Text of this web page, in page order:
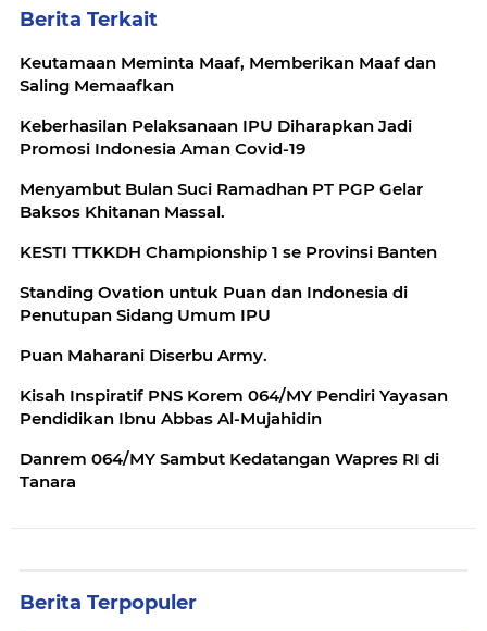
Berita Terkait
Keutamaan Meminta Maaf, Memberikan Maaf dan
Saling Memaafkan
Keberhasilan Pelaksanaan IPU Diharapkan Jadi
Promosi Indonesia Aman Covid-19
Menyambut Bulan Suci Ramadhan PT PGP Gelar
Baksos Khitanan Massal.
KESTI TTKKDH Championship 1 se Provinsi Banten
Standing Ovation untuk Puan dan Indonesia di
Penutupan Sidang Umum IPU
Puan Maharani Diserbu Army.
Kisah Inspiratif PNS Korem 064/MY Pendiri Yayasan
Pendidikan Ibnu Abbas Al-Mujahidin
Danrem 064/MY Sambut Kedatangan Wapres RI di
Tanara
Berita Terpopuler